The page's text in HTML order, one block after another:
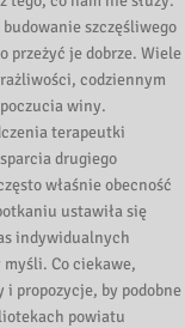
szczęśliwego
przeżyć je dobrze. Wiele
codziennym
winy.
terapeutki
drugiego
właśnie obecność
ustawiła się
indywidualnych
Co ciekawe,
i propozycje, by podobne
powiatu